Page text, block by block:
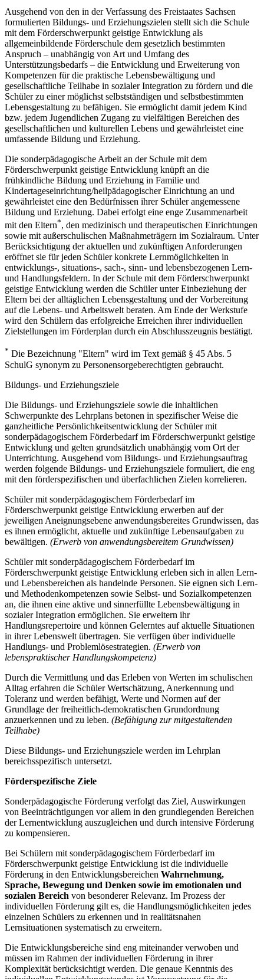
Ausgehend von den in der Verfassung des Freistaates Sachsen
formulierten Bildungs- und Erziehungszielen stellt sich die Schule
mit dem Förderschwerpunkt geistige Entwicklung als
allgemeinbildende Förderschule dem gesetzlich bestimmten
Anspruch – unabhängig von Art und Umfang des
Unterstützungsbedarfs – die Entwicklung und Erweiterung von
Kompetenzen für die praktische Lebensbewältigung und
gesellschaftliche Teilhabe in sozialer Integration zu fördern und die
Schüler zu einer möglichst selbstständigen und selbstbestimmten
Lebensgestaltung zu befähigen. Sie ermöglicht damit jedem Kind
bzw. jedem Jugendlichen Zugang zu vielfältigen Bereichen des
gesellschaftlichen und kulturellen Lebens und gewährleistet eine
umfassende Bildung und Erziehung.
Die sonderpädagogische Arbeit an der Schule mit dem
Förderschwerpunkt geistige Entwicklung knüpft an die
frühkindliche Bildung und Erziehung in Familie und
Kindertageseinrichtung/heilpädagogischer Einrichtung an und
gewährleistet eine den Bedürfnissen ihrer Schüler angemessene
Bildung und Erziehung. Dabei erfolgt eine enge Zusammenarbeit
mit den Eltern*, den medizinisch und therapeutischen Einrichtungen
sowie mit außerschulischen Maßnahmeträgern im Sozialraum. Unter
Berücksichtigung der aktuellen und zukünftigen Anforderungen
eröffnet sie für jeden Schüler konkrete Lernmöglichkeiten in
entwicklungs-, situations-, sach-, sinn- und lebensbezogenen Lern-
und Handlungsfeldern. In der Schule mit dem Förderschwerpunkt
geistige Entwicklung werden die Schüler unter Einbeziehung der
Eltern bei der alltäglichen Lebensgestaltung und der Vorbereitung
auf die Lebens- und Arbeitswelt beraten. Am Ende der Werkstufe
wird den Schülern das erfolgreiche Erreichen ihrer individuellen
Zielstellungen im Förderplan durch ein Abschlusszeugnis bestätigt.
* Die Bezeichnung "Eltern" wird im Text gemäß § 45 Abs. 5
SchulG synonym zu Personensorgeberechtigten gebraucht.
Bildungs- und Erziehungsziele
Die Bildungs- und Erziehungsziele sowie die inhaltlichen
Schwerpunkte des Lehrplans betonen in spezifischer Weise die
ganzheitliche Persönlichkeitsentwicklung der Schüler mit
sonderpädagogischem Förderbedarf im Förderschwerpunkt geistige
Entwicklung und gelten grundsätzlich unabhängig vom Ort der
Unterrichtung. Ausgehend vom Bildungs- und Erziehungsauftrag
werden folgende Bildungs- und Erziehungsziele formuliert, die eng
mit den förderspezifischen und überfachlichen Zielen korrelieren.
Schüler mit sonderpädagogischem Förderbedarf im
Förderschwerpunkt geistige Entwicklung erwerben auf der
jeweiligen Aneignungsebene anwendungsbereites Grundwissen, das
es ihnen ermöglicht, aktuelle und zukünftige Lebensaufgaben zu
bewältigen. (Erwerb von anwendungsbereitem Grundwissen)
Schüler mit sonderpädagogischem Förderbedarf im
Förderschwerpunkt geistige Entwicklung erleben sich in allen Lern-
und Lebensbereichen als handelnde Personen. Sie eignen sich Lern-
und Methodenkompetenzen sowie Selbst- und Sozialkompetenzen
an, die ihnen eine aktive und sinnerfüllte Lebensbewältigung in
sozialer Integration ermöglichen. Sie erweitern ihr
Handlungsrepertoire und können Gelerntes auf aktuelle Situationen
in ihrer Lebenswelt übertragen. Sie verfügen über individuelle
Handlungs- und Problemlösestrategien. (Erwerb von
lebenspraktischer Handlungskompetenz)
Durch die Vermittlung und das Erleben von Werten im schulischen
Alltag erfahren die Schüler Wertschätzung, Anerkennung und
Toleranz und werden befähigt, Werte und Normen auf der
Grundlage der freiheitlich-demokratischen Grundordnung
anzuerkennen und zu leben. (Befähigung zur mitgestaltenden
Teilhabe)
Diese Bildungs- und Erziehungsziele werden im Lehrplan
bereichsspezifisch untersetzt.
Förderspezifische Ziele
Sonderpädagogische Förderung verfolgt das Ziel, Auswirkungen
von Beeinträchtigungen vor allem in den grundlegenden Bereichen
der Lernentwicklung auszugleichen und durch intensive Förderung
zu kompensieren.
Bei Schülern mit sonderpädagogischem Förderbedarf im
Förderschwerpunkt geistige Entwicklung ist die individuelle
Förderung in den Entwicklungsbereichen Wahrnehmung,
Sprache, Bewegung und Denken sowie im emotionalen und
sozialen Bereich von besonderer Relevanz. Im Prozess der
individuellen Förderung gilt es, die Handlungsmöglichkeiten jedes
einzelnen Schülers zu erkennen und in realitätsnahen
Lernsituationen systematisch zu erweitern.
Die Entwicklungsbereiche sind eng miteinander verwoben und
müssen im Rahmen der individuellen Förderung in ihrer
Komplexität berücksichtigt werden. Die genaue Kenntnis des